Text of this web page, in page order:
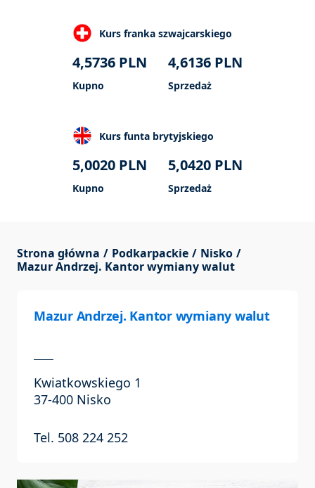
Kurs franka szwajcarskiego
4,5736 PLN
Kupno
4,6136 PLN
Sprzedaż
Kurs funta brytyjskiego
5,0020 PLN
Kupno
5,0420 PLN
Sprzedaż
Strona główna Podkarpackie
Nisko
Mazur Andrzej. Kantor wymiany walut
Mazur Andrzej. Kantor wymiany walut
Kwiatkowskiego 1
37-400 Nisko
Tel. 508 224 252